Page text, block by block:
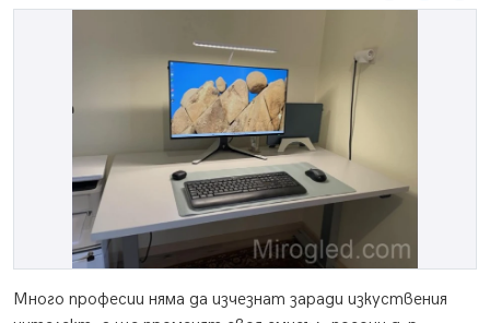
Много професии няма да изчезнат заради изкуствения